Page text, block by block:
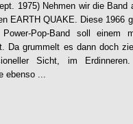
1975) Nehmen wir die
EARTH QUAKE. Diese 1966
Pop-Band soll einem
Da grummelt es dann doch
Sicht, im
ebenso ...